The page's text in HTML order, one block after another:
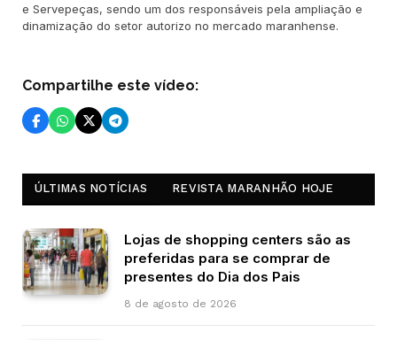
e Servepeças, sendo um dos responsáveis pela ampliação e
dinamização do setor autorizo no mercado maranhense.
Compartilhe este vídeo:
ÚLTIMAS NOTÍCIAS REVISTA MARANHÃO HOJE
Lojas de shopping centers são as
preferidas para se comprar de
presentes do Dia dos Pais
8 de agosto de 2026